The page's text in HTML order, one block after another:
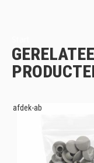
afdek-ab